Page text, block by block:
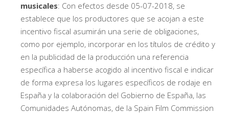
musicales: Con efectos desde 05-07-2018, se
establece que los productores que se acojan a este
incentivo fiscal asumirán una serie de obligaciones,
como por ejemplo, incorporar en los títulos de crédito y
en la publicidad de la producción una referencia
específica a haberse acogido al incentivo fiscal e indicar
de forma expresa los lugares específicos de rodaje en
España y la colaboración del Gobierno de España, las
Comunidades Autónomas, de la Spain Film Commission